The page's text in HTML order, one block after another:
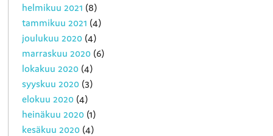
helmikuu 2021 (8)
tammikuu 2021 (4)
joulukuu 2020 (4)
marraskuu 2020 (6)
lokakuu 2020 (4)
syyskuu 2020 (3)
elokuu 2020 (4)
heinäkuu 2020 (1)
kesäkuu 2020 (4)